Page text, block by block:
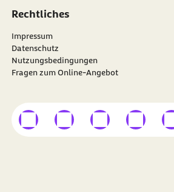
Rechtliches
Impressum
Datenschutz
Nutzungsbedingungen
Fragen zum Online-Angebot
Besuchen Sie dieBARMER auf
externer Linkexterner Linkexterner Linkexterner